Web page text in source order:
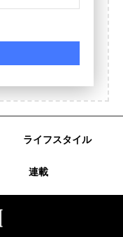
ライフスタイル
連載